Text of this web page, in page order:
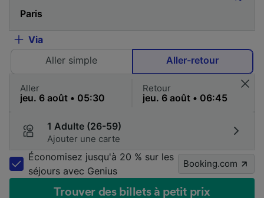
Via
Aller simple
Aller-retour
Aller Retour
1 Adulte (26-59)
Ajouter une carte
Économisez jusqu'à 20 % sur les
séjours avec Genius
Booking.com
Trouver des billets à petit prix